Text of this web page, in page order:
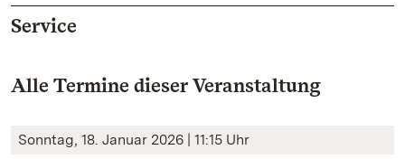
Service
Alle Termine dieser Veranstaltung
Sonntag, 18. Januar 2026 | 11:15 Uhr